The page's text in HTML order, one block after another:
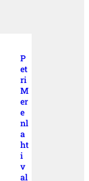
P
et
ri
M
er
e
nl
a
ht
i
v
al